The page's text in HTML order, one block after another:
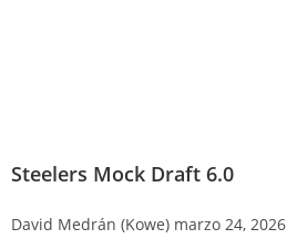
Steelers Mock Draft 6.0
David Medrán (Kowe) marzo 24, 2026